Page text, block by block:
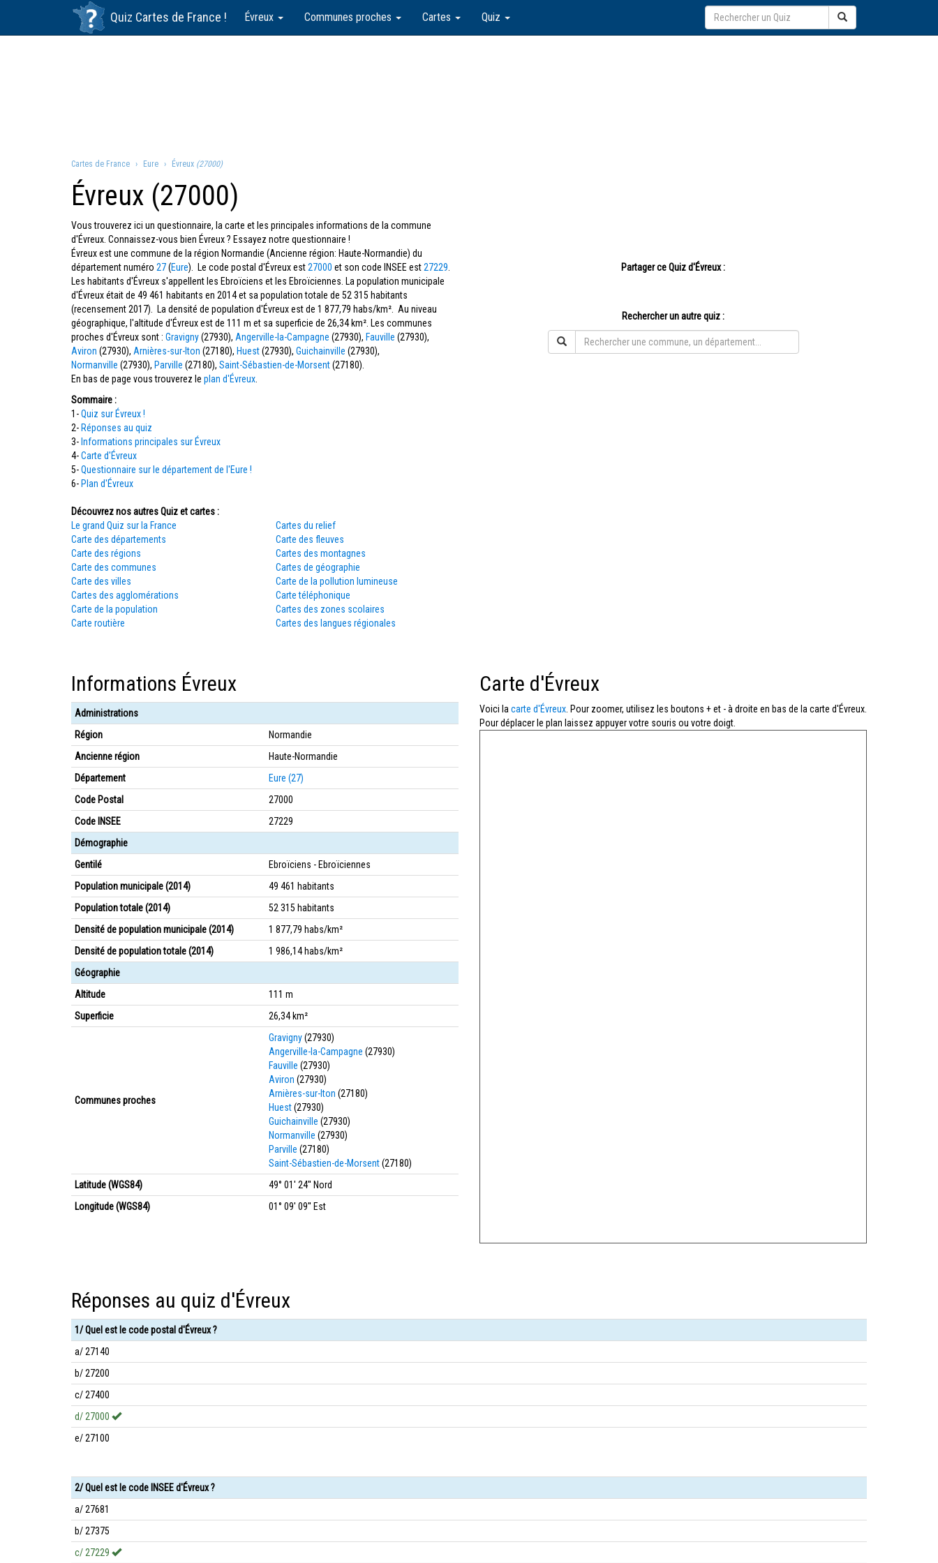
Quiz Cartes de France ! Évreux Communes proches Cartes Quiz
Cartes de France Eure Évreux (27000)
Évreux (27000)
Vous trouverez ici un questionnaire, la carte et les principales informations de la commune
d'Évreux. Connaissez-vous bien Évreux ? Essayez notre questionnaire !
Évreux est une commune de la région Normandie (Ancienne région: Haute-Normandie) du
département numéro 27(Eure). Le code postal d'Évreux est27000 et son code INSEE est27229
Les habitants d'Évreux s'appellent les Ebroïciens et les Ebroïciennes. La population municipale
d'Évreux était de 49 461 habitants en 2014 et sa population totale de 52 315 habitants
(recensement 2017). La densité de population d'Évreux est de 1 877,79 habs/km². Au niveau
géographique, l'altitude d'Évreux est de 111 m et sa superficie de 26,34 km². Les communes
proches d'Évreux sont : Gravigny(27930), Angerville-la-Campagne (27930), Fauville (27930),
Aviron (27930), Arnières-sur-Iton (27180), Huest(27930), Guichainville (27930),
Normanville (27930), Parville (27180), Saint-Sébastien-de-Morsent(27180).
En bas de page vous trouverez le plan d'Évreux
Sommaire :
1-Quiz sur Évreux !
2- Réponses au quiz
3- Informations principales sur Évreux
4-Carte d'Évreux
5-Questionnaire sur le département de l'Eure !
6- Plan d'Évreux
Découvrez nos autres Quiz et cartes :
Le grand Quiz sur la France
Carte des départements
Carte des régions
Carte des communes
Carte des villes
Cartes des agglomérations
Carte de la population
Carte routière
Cartes du relief
Carte des fleuves
Cartes des montagnes
Cartes de géographie
Carte de la pollution lumineuse
Carte téléphonique
Cartes des zones scolaires
Cartes des langues régionales
Partager ce Quiz d'Évreux :
Rechercher un autre quiz :
Informations Évreux
Administrations
Région
Normandie
Ancienne région
Haute-Normandie
Département
Eure (27)
Code Postal
27000
Code INSEE
27229
Démographie
Gentilé
Ebroïciens - Ebroïciennes
Population municipale (2014)
49 461 habitants
Population totale (2014)
52 315 habitants
Densité de population municipale (2014)
1 877,79 habs/km²
Densité de population totale (2014)
1 986,14 habs/km²
Géographie
Altitude
111 m
Superficie
26,34 km²
Communes proches
Gravigny(27930)
Angerville-la-Campagne (27930)
Fauville (27930)
Aviron (27930)
Arnières-sur-Iton (27180)
Huest(27930)
Guichainville (27930)
Normanville (27930)
Parville (27180)
Saint-Sébastien-de-Morsent(27180)
Latitude (WGS84)
49° 01' 24'' Nord
Longitude (WGS84)
01° 09' 09'' Est
Carte d'Évreux
Voici la carte d'Évreux . Pour zoomer, utilisez les boutons + et - à droite en bas de la carte d'Évreux.
Pour déplacer le plan laissez appuyer votre souris ou votre doigt.
Réponses au quiz d'Évreux
1/ Quel est le code postal d'Évreux ?
a/ 27140
b/ 27200
c/ 27400
d/ 27000
e/ 27100
2/ Quel est le code INSEE d'Évreux ?
a/ 27681
b/ 27375
c/ 27229